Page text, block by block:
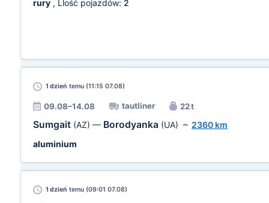
rury , Llość pojazdów: 2
1 dzień temu (11:15 07.08)
09.08–14.08 tautliner 22 t
Sumgait (AZ) — Borodyanka (UA) ~ 2360 km
aluminium
1 dzień temu (09:01 07.08)